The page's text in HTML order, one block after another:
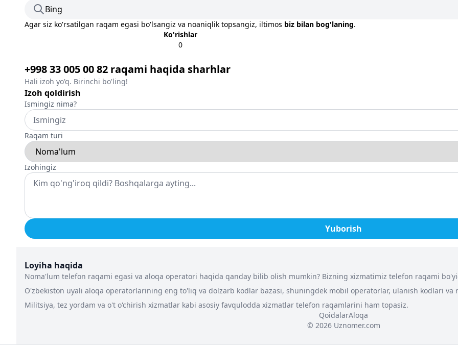
Bing
Agar siz ko'rsatilgan raqam egasi bo'lsangiz va noaniqlik topsangiz, iltimos biz bilan bog'laning.
Ko'rishlar
0
+998 33 005 00 82 raqami haqida sharhlar
Hali izoh yo'q. Birinchi bo'ling!
Izoh qoldirish
Ismingiz nima?
Raqam turi
Izohingiz
Yuborish
Loyiha haqida
Noma'lum telefon raqami egasi va aloqa operatori haqida qanday bilib olish mumkin? Bizning xizmatimiz telefon raqami
O'zbekiston uyali aloqa operatorlarining eng to'liq va dolzarb kodlar bazasi, shuningdek mobil operatorlar, ulanish kodlari
Militsiya, tez yordam va o't o'chirish xizmatlar kabi asosiy favqulodda xizmatlar telefon raqamlarini ham topasiz.
QoidalarAloqa
© 2026 Uznomer.com